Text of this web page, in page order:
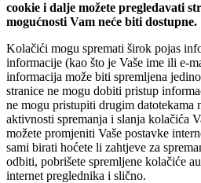
cookie i dalje možete pregledavati
mogućnosti Vam neće biti dostupne.
Kolačići mogu spremati širok pojas
informacije (kao što je Vaše ime ili e-
informacija može biti spremljena
stranice ne mogu dobiti pristup
ne mogu pristupiti drugim datotekama
aktivnosti spremanja i slanja kolačića
možete promjeniti Vaše postavke
sami birati hoćete li zahtjeve za
odbiti, pobrišete spremljene kolačiće
internet preglednika i slično.